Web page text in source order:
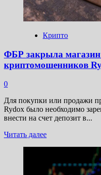
Крипто
ФБР закрыла магазин
криптомошенников
0
Для покупки или продажи
Rydox было необходимо
внести на счет депозит в...
Читать далееПрочитать
закрыла